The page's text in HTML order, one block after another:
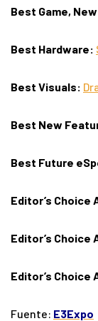
Best Game,
Best Hardware:
Best Visuals:
Best New
Best Future
Editor’s Choice
Editor’s Choice
Editor’s Choice
Fuente: E3Expo